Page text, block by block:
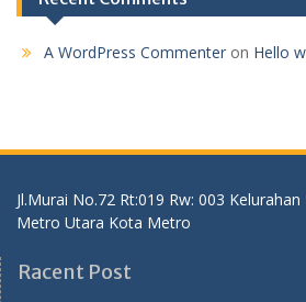
A WordPress Commenter on Hello
Jl.Murai No.72 Rt:019 Rw: 003
Metro Utara Kota Metro
Racent Post